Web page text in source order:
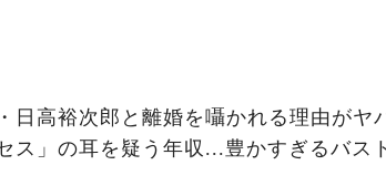
日高裕次郎と離婚を囁かれる理由がヤ
ス」の耳を疑う年収...豊かすぎるバス